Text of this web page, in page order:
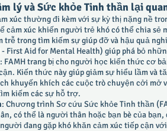
lý và Sức khỏe Tinh thần lại
xúc thường đi kèm với sự kỳ thị nặng nề
cảm xúc khiến người trẻ khó có thể chia
trễ trong tìm kiếm sự giúp đỡ và hậu quả
First Aid for Mental Health) giúp phá bỏ
: FAMH trang bị cho người học kiến thức cơ
Kiến thức này giúp giảm sự hiểu lầm và
khuyến khích các cuộc trò chuyện cởi mở
kiếm các sự hỗ trợ.
: Chương trình Sơ cứu Sức khỏe Tinh thần
có thể là người thân hoặc bạn bè của
đang gặp khó khăn cảm xúc tiếp cận